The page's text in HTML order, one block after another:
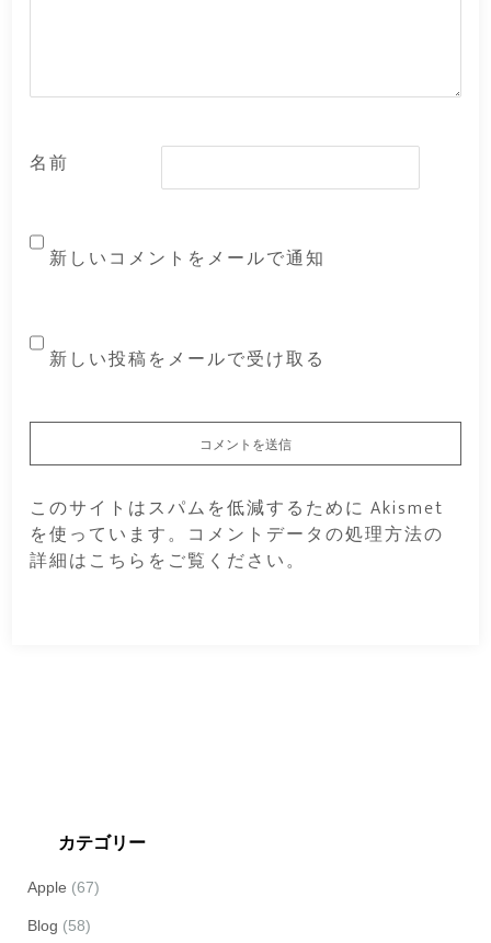
名前
新しいコメントをメールで通知
新しい投稿をメールで受け取る
このサイトはスパムを低減するために Akismet
を使っています。 コメントデータの処理方法の
詳細はこちらをご覧ください。
カテゴリー
Apple (67)
Blog (58)